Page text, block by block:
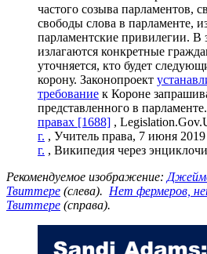
частого созыва парламентов,
свободы слова в парламенте,
парламентские привилегии. В
излагаются конкретные
уточняется, кто будет
корону. Законопроект
требование к Короне
представленного в
правах [1688] ,
г. , Учитель права, 7 июня 2019
г. , Википедия через
Рекомендуемое изображение:
Твиттере (слева). Нет фермеров,
Твиттере (справа).